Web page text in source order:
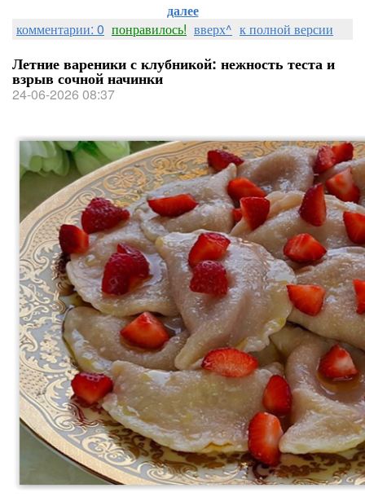
далее
комментарии: 0 понравилось! вверх^ к полной версии
Летние вареники с клубникой: нежность теста и
взрыв сочной начинки
24-06-2026 08:37